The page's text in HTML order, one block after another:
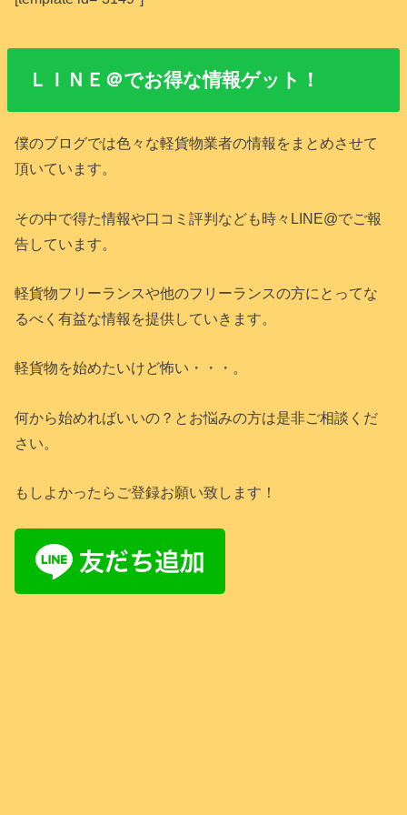
ＬＩＮＥ＠でお得な情報ゲット！
僕のブログでは色々な軽貨物業者の情報をまとめさせて
頂いています。
その中で得た情報や口コミ評判なども時々LINE@でご報
告しています。
軽貨物フリーランスや他のフリーランスの方にとってな
るべく有益な情報を提供していきます。
軽貨物を始めたいけど怖い・・・。
何から始めればいいの？とお悩みの方は是非ご相談くだ
さい。
もしよかったらご登録お願い致します！